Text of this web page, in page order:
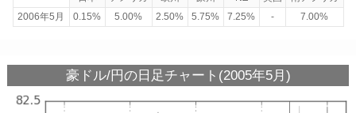
2006年5月
0.15% 5.00% 2.50% 5.75% 7.25% - 7.00%
豪ドル/円の日足チャート(2005年5月)